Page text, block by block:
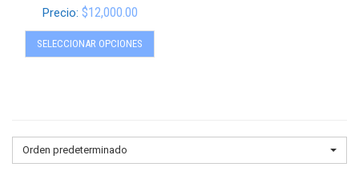
Precio: $12,000.00
SELECCIONAR OPCIONES
Este
opciones
Orden predeterminado